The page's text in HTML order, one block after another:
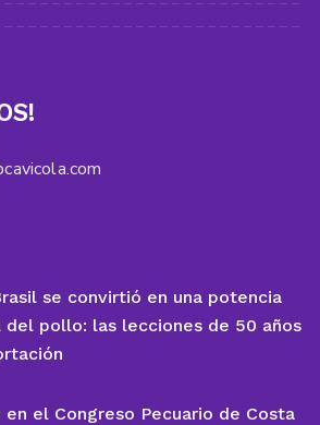
se convirtió en una potencia
del pollo: las lecciones de 50 años
en el Congreso Pecuario de Costa